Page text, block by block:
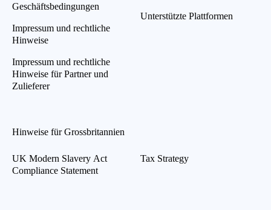
Geschäftsbedingungen
Impressum und rechtliche
Hinweise
Impressum und rechtliche
Hinweise für Partner und
Zulieferer
Unterstützte Plattformen
Hinweise für Grossbritannien
UK Modern Slavery Act
Compliance Statement
Tax Strategy